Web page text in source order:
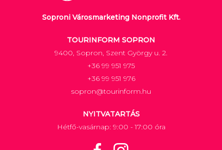
Soproni Városmarketing Nonprofit Kft.
TOURINFORM SOPRON
9400, Sopron, Szent György u. 2.
+36 99 951 975
+36 99 951 976
sopron@tourinform.hu
NYITVATARTÁS
Hétfő-vasárnap: 9:00 - 17:00 óra